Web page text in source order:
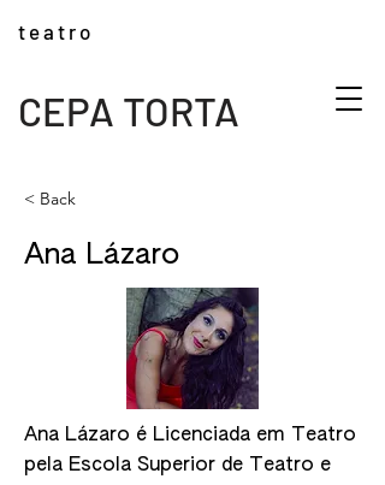
CEPA TORTA
t e a t r o
< Back
Ana Lázaro
Ana Lázaro é Licenciada em Teatro
pela Escola Superior de Teatro e